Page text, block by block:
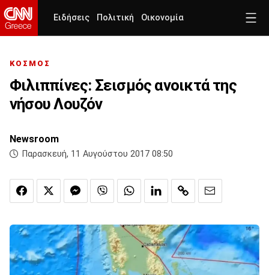
Ειδήσεις Πολιτική Οικονομία
ΚΟΣΜΟΣ
Φιλιππίνες: Σεισμός ανοικτά της
νήσου Λουζόν
Newsroom
Παρασκευή, 11 Αυγούστου 2017 08:50